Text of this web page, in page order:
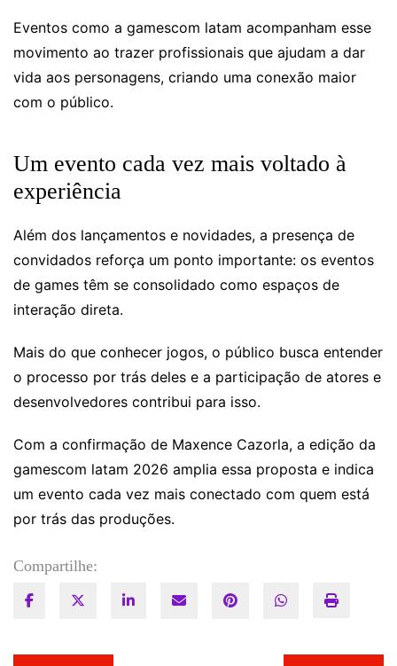
Eventos como a gamescom latam acompanham esse
movimento ao trazer profissionais que ajudam a dar
vida aos personagens, criando uma conexão maior
com o público.
Um evento cada vez mais voltado à
experiência
Além dos lançamentos e novidades, a presença de
convidados reforça um ponto importante: os eventos
de games têm se consolidado como espaços de
interação direta.
Mais do que conhecer jogos, o público busca entender
o processo por trás deles e a participação de atores e
desenvolvedores contribui para isso.
Com a confirmação de Maxence Cazorla, a edição da
gamescom latam 2026 amplia essa proposta e indica
um evento cada vez mais conectado com quem está
por trás das produções.
Compartilhe: